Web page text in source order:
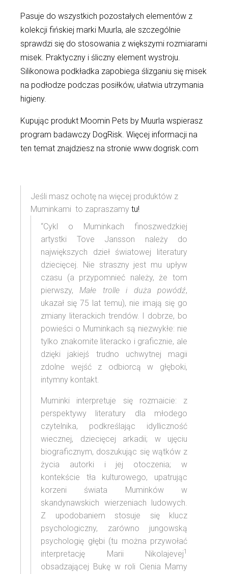
Pasuje do wszystkich pozostałych elementów z
kolekcji fińskiej marki Muurla, ale szczególnie
sprawdzi się do stosowania z większymi rozmiarami
misek. Praktyczny i śliczny element wystroju.
Silikonowa podkładka zapobiega ślizganiu się misek
na podłodze podczas posiłków, ułatwia utrzymania
higieny.
Kupując produkt Moomin Pets by Muurla wspierasz
program badawczy DogRisk. Więcej informacji na
ten temat znajdziesz na stronie www.dogrisk.com
Jeśli masz ochotę na więcej produktów z
Muminkami to zapraszamy tu!
“Cykl o Muminkach finoszwedzkiej
artystki Tove Jansson należy do
największych dzieł światowej literatury
dziecięcej. Nie straszny jest mu upływ
czasu (a przypomnieć należy, że tom
pierwszy,Małe trolle i duża powódź,
ukazał się 75 lat temu), nie imają się go
zmiany literackich trendów. I dobrze, bo
powieści o Muminkach są niezwykłe: nie
tylko znakomite literacko i graficznie, ale
dzięki jakiejś trudno uchwytnej magii
zdolne wejść z odbiorcą w głęboki,
intymny kontakt.
Muminki interpretuje się rozmaicie: z
perspektywy literatury dla młodego
czytelnika, podkreślając idylliczność
wiecznej, dziecięcej arkadii; w ujęciu
biograficznym, doszukując się wątków z
życia autorki i jej otoczenia; w
kontekście tła kulturowego, upatrując
korzeni świata Muminków w
skandynawskich wierzeniach ludowych.
Z upodobaniem stosuje się klucz
psychologiczny, zarówno jungowską
psychologię głębi (tu można przywołać
interpretację Marii Nikolajevej1
obsadzającej Bukę w roli Cienia Mamy